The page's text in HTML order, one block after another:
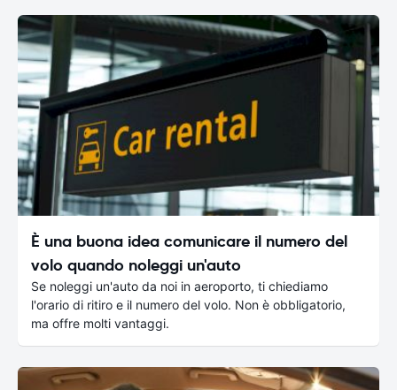
È una buona idea comunicare il numero del
volo quando noleggi un'auto
Se noleggi un'auto da noi in aeroporto, ti chiediamo
l'orario di ritiro e il numero del volo. Non è obbligatorio,
ma offre molti vantaggi.